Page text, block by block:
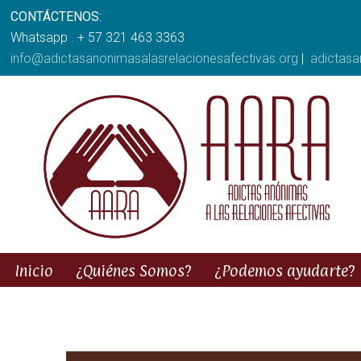
CONTÁCTENOS:
Whatsapp . + 57 321 463 3363
info@adictasanonimasalasrelacionesafectivas.org |
Inicio ¿Quiénes Somos? ¿Podemos ayudarte?